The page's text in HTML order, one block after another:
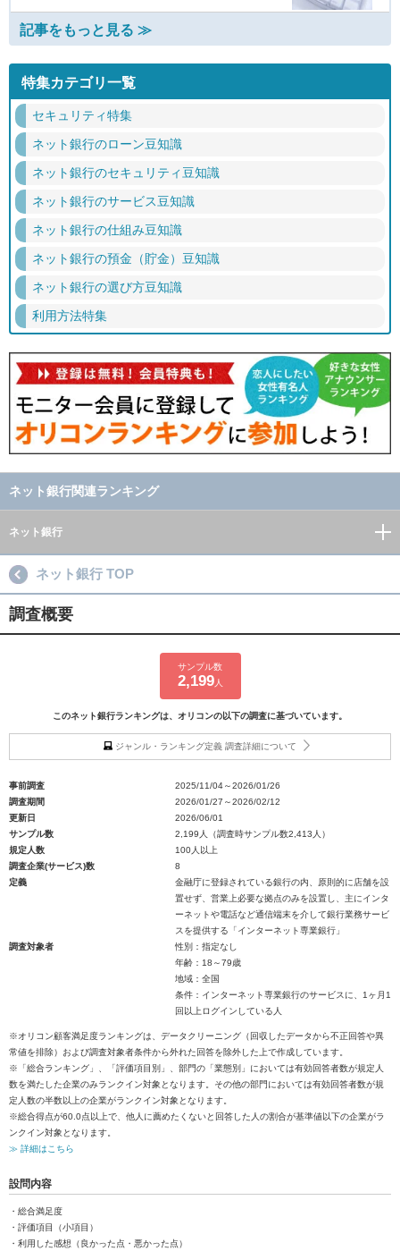
記事をもっと見る ≫
特集カテゴリ一覧
セキュリティ特集
ネット銀行のローン豆知識
ネット銀行のセキュリティ豆知識
ネット銀行のサービス豆知識
ネット銀行の仕組み豆知識
ネット銀行の預金（貯金）豆知識
ネット銀行の選び方豆知識
利用方法特集
ネット銀行関連ランキング
ネット銀行
ネット銀行 TOP
調査概要
サンプル数
2,199人
このネット銀行ランキングは、オリコンの以下の調査に基づいています。
ジャンル・ランキング定義 調査詳細について
事前調査
2025/11/04～2026/01/26
調査期間
2026/01/27～2026/02/12
更新日
2026/06/01
サンプル数
2,199人（調査時サンプル数2,413人）
規定人数
100人以上
調査企業(サービス)数
8
定義
金融庁に登録されている銀行の内、原則的に店舗を設
置せず、営業上必要な拠点のみを設置し、主にインタ
ーネットや電話など通信端末を介して銀行業務サービ
スを提供する「インターネット専業銀行」
調査対象者
性別：指定なし
年齢：18～79歳
地域：全国
条件：インターネット専業銀行のサービスに、1ヶ月1
回以上ログインしている人
※オリコン顧客満足度ランキングは、データクリーニング（回収したデータから不正回答や異
常値を排除）および調査対象者条件から外れた回答を除外した上で作成しています。
※「総合ランキング」、「評価項目別」、部門の「業態別」においては有効回答者数が規定人
数を満たした企業のみランクイン対象となります。その他の部門においては有効回答者数が規
定人数の半数以上の企業がランクイン対象となります。
※総合得点が60.0点以上で、他人に薦めたくないと回答した人の割合が基準値以下の企業がラ
ンクイン対象となります。
≫ 詳細はこちら
設問内容
・総合満足度
・評価項目（小項目）
・利用した感想（良かった点・悪かった点）